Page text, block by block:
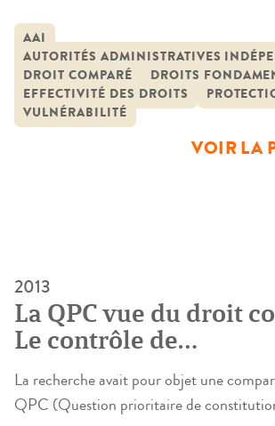
vogue, dont l’usage s’est imposé dans
sciences humaines et sociales. Dans le
terme est employé aussi bien par le
juges : l’identification d’une […]
AAI
AUTORITÉS ADMINISTRATIVES
DROIT COMPARÉ
DROITS
EFFECTIVITÉ DES DROITS
VULNÉRABILITÉ
VOIR LA
2013
La QPC vue du droit
Le contrôle de
constitutionnalité sur
juge ordinaire en
Espagne et Italie
La recherche avait pour objet une
QPC (Question prioritaire de